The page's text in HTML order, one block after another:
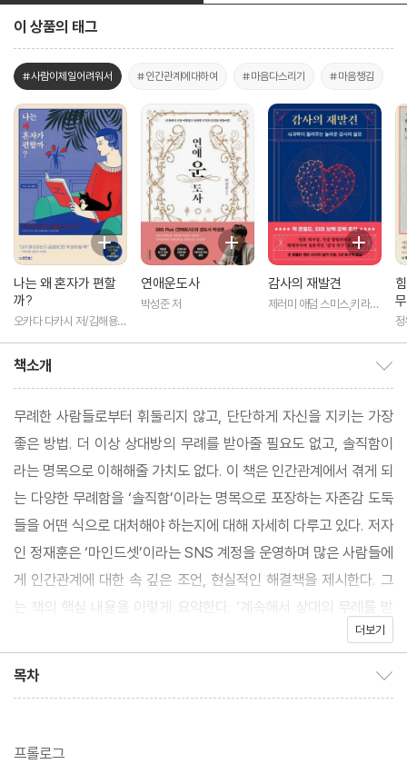
이 상품의 태그
#사람이제일어려워서 #인간관계에대하여 #마음다스리기 #마음챙김
나는 왜 혼자가 편할
까?
오카다 다카시 저/김해용
연애운도사
박성준 저
감사의 재발견
제러미 애덤 스미스,키라
책소개
무례한 사람들로부터 휘둘리지 않고, 단단하게 자신을 지키는 가장
좋은 방법. 더 이상 상대방의 무례를 받아줄 필요도 없고, 솔직함이
라는 명목으로 이해해줄 가치도 없다. 이 책은 인간관계에서 겪게 되
는 다양한 무례함을 ‘솔직함’이라는 명목으로 포장하는 자존감 도둑
들을 어떤 식으로 대처해야 하는지에 대해 자세히 다루고 있다. 저자
인 정재훈은 ‘마인드셋’이라는 SNS 계정을 운영하며 많은 사람들에
게 인간관계에 대한 속 깊은 조언, 현실적인 해결책을 제시한다. 그
는 책의 핵심 내용을 이렇게 요약한다. ‘계속해서 상대의 무례를 받
아준다면, 그 상대는 고마움을 느끼기보다 오히려 그걸 당연하게 생
한 사람들에게 휘둘리지 말자.’
더보기
목차
프롤로그